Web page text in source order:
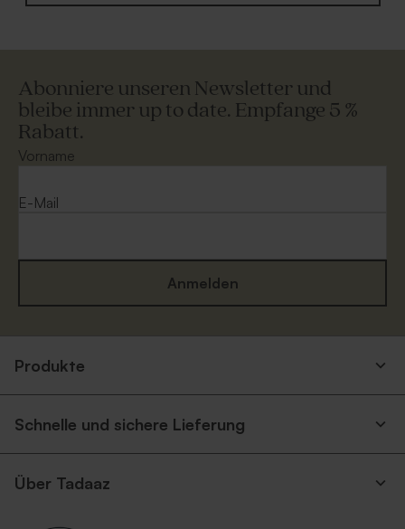
Abonniere unseren Newsletter und
bleibe immer up to date. Empfange 5 %
Rabatt.
Vorname
E-Mail
Anmelden
Produkte
Schnelle und sichere Lieferung
Über Tadaaz